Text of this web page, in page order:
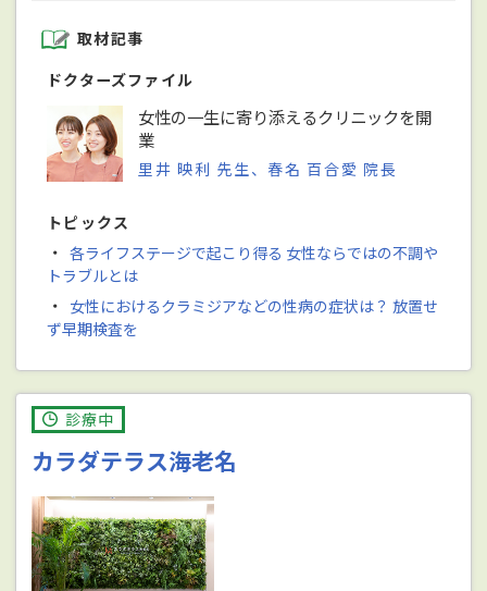
取材記事
ドクターズファイル
女性の一生に寄り添えるクリニックを開
業
里井 映利 先生、春名 百合愛 院長
トピックス
・ 各ライフステージで起こり得る 女性ならではの不調や
トラブルとは
・ 女性におけるクラミジアなどの性病の症状は？ 放置せ
ず早期検査を
診療中
カラダテラス海老名